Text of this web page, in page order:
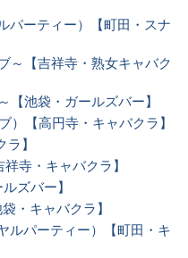
パーティー）【町田・スナ
～【吉祥寺・熟女キャバク
【池袋・ガールズバー】
）【高円寺・キャバクラ】
】
寺・キャバクラ】
ズバー】
・キャバクラ】
ルパーティー）【町田・キ